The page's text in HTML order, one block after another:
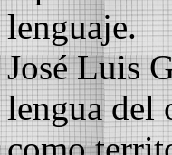
lenguaje.
José Luis
lengua del